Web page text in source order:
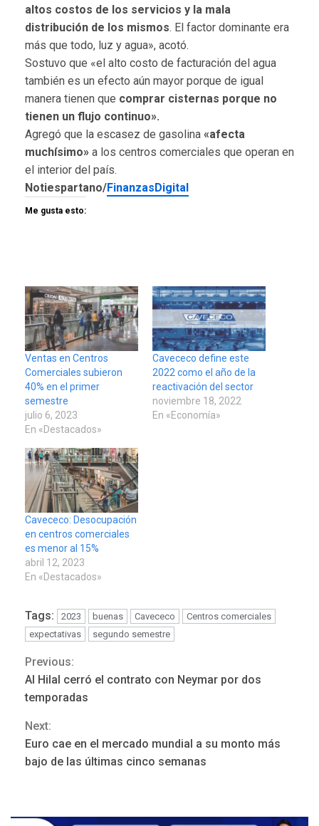
altos costos de los servicios y la mala
distribución de los mismos. El factor dominante era
más que todo, luz y agua», acotó.
Sostuvo que «el alto costo de facturación del agua
también es un efecto aún mayor porque de igual
manera tienen que comprar cisternas porque no
tienen un flujo continuo».
Agregó que la escasez de gasolina «afecta
muchísimo» a los centros comerciales que operan en
el interior del país.
Notiespartano/FinanzasDigital
Me gusta esto:
Ventas en Centros
Comerciales subieron
40% en el primer
semestre
julio 6, 2023
En «Destacados»
Cavececo define este
2022 como el año de la
reactivación del sector
noviembre 18, 2022
En «Economía»
Cavececo: Desocupación
en centros comerciales
es menor al 15%
abril 12, 2023
En «Destacados»
Tags: 2023 buenas Cavececo
Centros comerciales
expectativas
segundo semestre
Continue
Reading
Previous:
Al Hilal cerró el contrato con Neymar por dos
temporadas
Next:
Euro cae en el mercado mundial a su monto más
bajo de las últimas cinco semanas
REGIONALES ÚLTIMA HORA
Mariño fortalece capacidad
gestión